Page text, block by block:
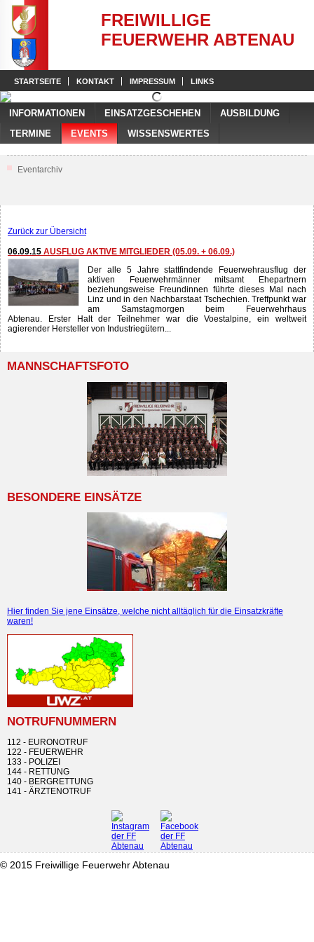
FREIWILLIGE
FEUERWEHR ABTENAU
STARTSEITE KONTAKT IMPRESSUM LINKS
INFORMATIONEN EINSATZGESCHEHEN
AUSBILDUNG
TERMINE
EVENTS WISSENSWERTES
Eventarchiv
Zurück zur Übersicht
06.09.15 AUSFLUG AKTIVE MITGLIEDER (05.09. + 06.09.)
Der alle 5 Jahre stattfindende Feuerwehrausflug der
aktiven Feuerwehrmänner mitsamt Ehepartnern
beziehungsweise Freundinnen führte dieses Mal nach
Linz und in den Nachbarstaat Tschechien. Treffpunkt war
am Samstagmorgen beim Feuerwehrhaus
Abtenau. Erster Halt der Teilnehmer war die Voestalpine, ein weltweit
agierender Hersteller von Industriegütern...
MANNSCHAFTSFOTO
BESONDERE EINSÄTZE
Hier finden Sie jene Einsätze, welche nicht alltäglich für die Einsatzkräfte
waren!
NOTRUFNUMMERN
112 - EURONOTRUF
122 - FEUERWEHR
133 - POLIZEI
144 - RETTUNG
140 - BERGRETTUNG
141 - ÄRZTENOTRUF
© 2015 Freiwillige Feuerwehr Abtenau